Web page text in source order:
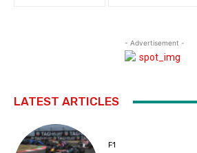
- Advertisement -
LATEST ARTICLES
F1